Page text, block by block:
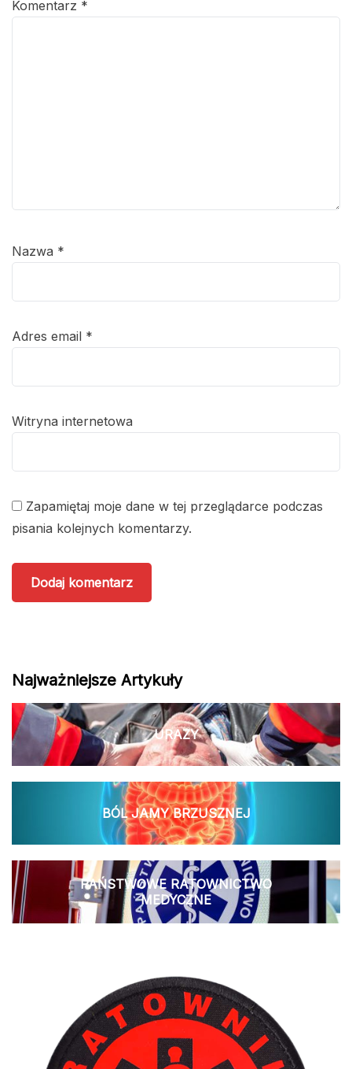
Komentarz *
Nazwa *
Adres email *
Witryna internetowa
Zapamiętaj moje dane w tej przeglądarce podczas
pisania kolejnych komentarzy.
Najważniejsze Artykuły
URAZY
BÓL JAMY BRZUSZNEJ
PAŃSTWOWE RATOWNICTWO
MEDYCZNE